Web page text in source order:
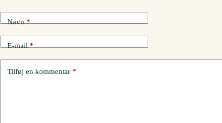
Navn*
E-mail*
Tilføj en kommentar *